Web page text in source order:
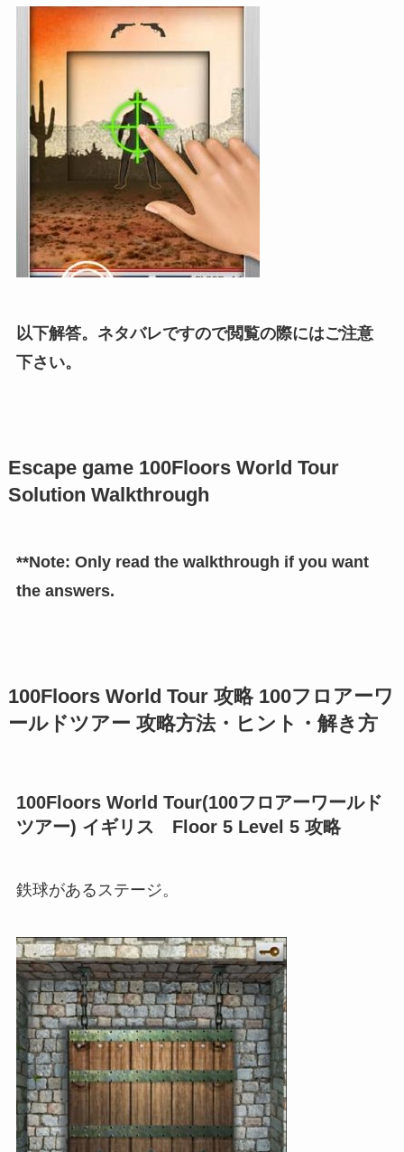
以下解答。ネタバレですので閲覧の際にはご注意
下さい。
Escape game 100Floors World Tour
Solution Walkthrough
**Note: Only read the walkthrough if you want
the answers.
100Floors World Tour 攻略 100フロアーワ
ールドツアー 攻略方法・ヒント・解き方
100Floors World Tour(100フロアーワールド
ツアー) イギリス Floor 5 Level 5 攻略
鉄球があるステージ。